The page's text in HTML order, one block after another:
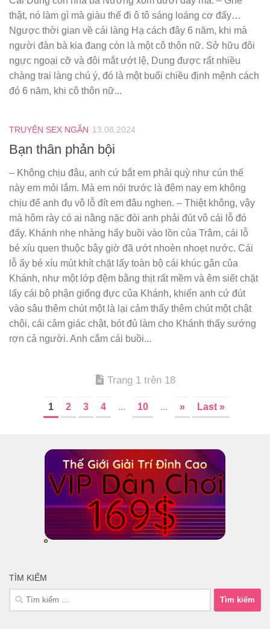
thật, nó làm gì mà giàu thế đi ô tô sáng loáng cơ đấy…
Ngược thời gian về cái làng Hạ cách đây 6 năm, khi mà
người đàn bà kia đang còn là một cô thôn nữ. Sở hữu đôi
ngực ngoại cỡ và đôi mắt ướt lệ, Dung được rất nhiều
chàng trai làng chú ý, đó là một buổi chiều định mệnh cách
đó 6 năm, khi cô thôn nữ...
TRUYỆN SEX NGẮN 13.08.2024
Bạn thân phản bội
– Không chịu đâu, anh cứ bắt em phải quỳ như cún thế
này em mỏi lắm. Mà em nói trước là đêm nay em không
chịu để anh đụ vô lỗ đít em đâu nghen. – Thiệt không, vậy
mà hôm rày có ai nằng nặc đòi anh phải đút vô cái lỗ đó
đấy. Khánh nhẹ nhàng hẩy buồi vào lồn của Trâm, cái lỗ
bé xíu quen thuộc bây giờ đã ướt nhoèn nhoẹt nước. Cái
lỗ ấy bé xíu mút khít chặt lấy toàn bộ cái khúc gân của
Khánh, như một lớp đệm bằng thịt rất mềm và êm siết chặt
lấy cái bộ phận giống đực của Khánh, khiến anh cứ đút
vào sâu thêm chút một là lại cảm thấy thêm chút một chật
chội, cái cảm giác chật, bót đủ làm cho Khánh thấy sướng
rợn cả người. Anh cắm cái buồi...
Trang 1 trên 18
1 2 3 4 ... 10 ... » Last »
TÌM KIẾM
Tìm
kiếm